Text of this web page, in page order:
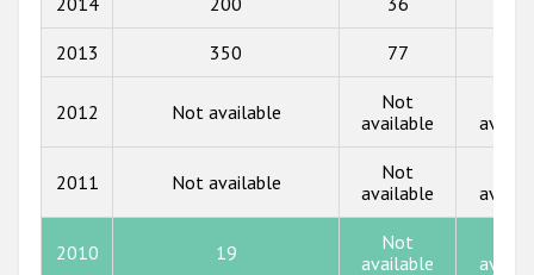
2017
2015
2014
2013
2013 350 77
2012 Not available
Not
available
2011 Not available
Not
available
2010 19
Not
available